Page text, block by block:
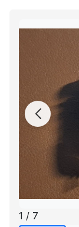
1 / 7